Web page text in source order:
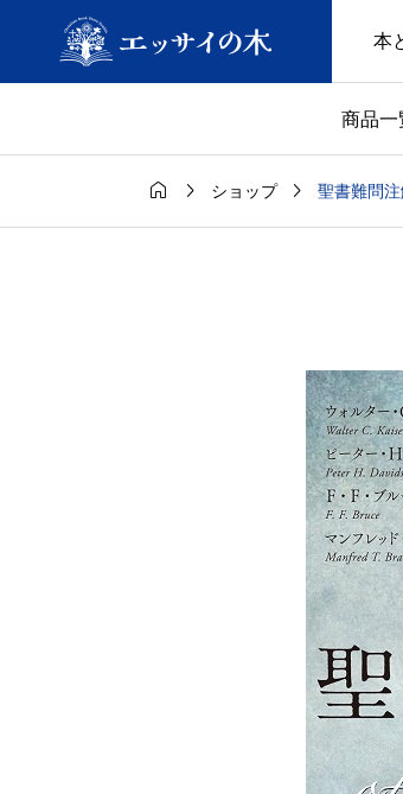
本
商品一
  ショップ  聖書難問